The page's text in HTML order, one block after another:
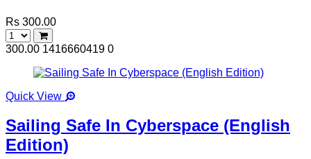
Rs 300.00
300.00 1416660419 0
Quick View
Sailing Safe In Cyberspace (English
Edition)